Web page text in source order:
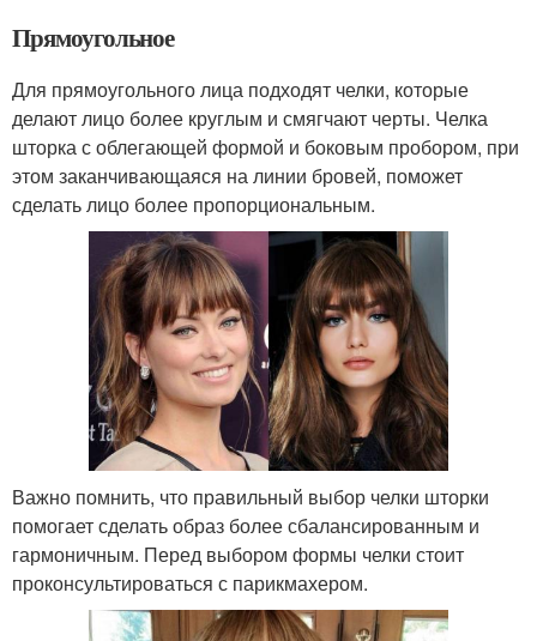
Прямоугольное
Для прямоугольного лица подходят челки, которые
делают лицо более круглым и смягчают черты. Челка
шторка с облегающей формой и боковым пробором, при
этом заканчивающаяся на линии бровей, поможет
сделать лицо более пропорциональным.
Важно помнить, что правильный выбор челки шторки
помогает сделать образ более сбалансированным и
гармоничным. Перед выбором формы челки стоит
проконсультироваться с парикмахером.